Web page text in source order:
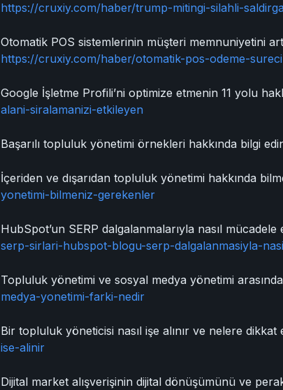
https://cruxiy.com/haber/trump-mitingi-silahli-
Otomatik POS sistemlerinin müşteri memnuniyetini
https://cruxiy.com/haber/otomatik-pos-odeme-
Google İşletme Profili’ni optimize etmenin 11 yolu
alani-siralamanizi-etkileyen
Başarılı topluluk yönetimi örnekleri hakkında bilgi
İçeriden ve dışarıdan topluluk yönetimi hakkında
yonetimi-bilmeniz-gerekenler
HubSpot’un SERP dalgalanmalarıyla nasıl mücadele
serp-sirlari-hubspot-blogu-serp-dalgalanmasiyla-
Topluluk yönetimi ve sosyal medya yönetimi
medya-yonetimi-farki-nedir
Bir topluluk yöneticisi nasıl işe alınır ve nelere dikkat
ise-alinir
Dijital market alışverişinin dijital dönüşümünü ve